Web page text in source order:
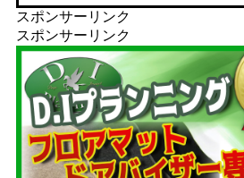
スポンサーリンク
スポンサーリンク